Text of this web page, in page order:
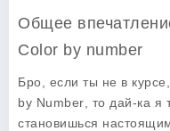
Общее
Color by number
Бро, если ты не в
by Number , то дай-ка
становишься